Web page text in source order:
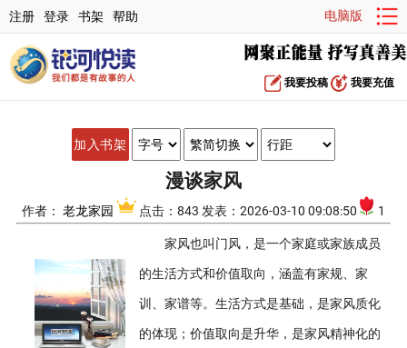
注册 登录 书架 帮助 电脑版
我要投稿 我要充值
加入书架
漫谈家风
作者： 老龙家园 点击：843 发表：2026-03-10 09:08:50 1
家风也叫门风，是一个家庭或家族成员
的生活方式和价值取向，涵盖有家规、家
训、家谱等。生活方式是基础，是家风质化
的体现；价值取向是升华，是家风精神化的